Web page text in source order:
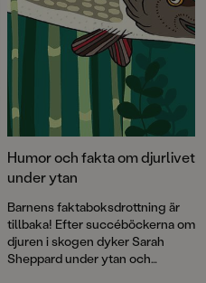
Humor och fakta om djurlivet
under ytan
Barnens faktaboksdrottning är
tillbaka! Efter succéböckerna om
djuren i skogen dyker Sarah
Sheppard under ytan och